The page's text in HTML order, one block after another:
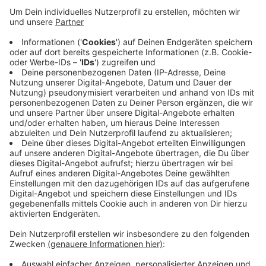
Anzeige
110 Kinder sollen dort künftig in sechs Gruppen
betreut werden. Eröffnung soll nächstes Jahr im
August sein. Die Kosten liegen voraussichtlich bei über
6 Millionen Euro. Der Bedarf in Hüls sei groß, sagt
Oberbürgermeister Frank Meyer. Langfristig brauche
der Stadtteil eine weitere neue Kita. Aktuell werden
mögliche Grundstücke geprüft. Insgesamt fehlen in
Krefeld etwa 1600 Kita-Plätze.
Anzeige